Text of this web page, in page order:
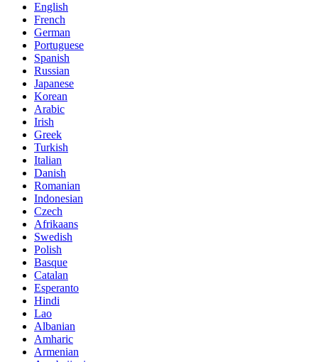
English
French
German
Portuguese
Spanish
Russian
Japanese
Korean
Arabic
Irish
Greek
Turkish
Italian
Danish
Romanian
Indonesian
Czech
Afrikaans
Swedish
Polish
Basque
Catalan
Esperanto
Hindi
Lao
Albanian
Amharic
Armenian